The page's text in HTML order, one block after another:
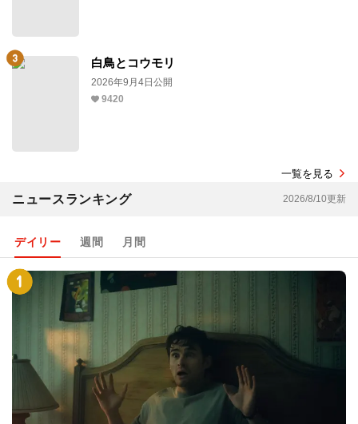
白鳥とコウモリ
2026年9月4日公開
9420
一覧を見る
ニュースランキング 2026/8/10更新
デイリー 週間 月間